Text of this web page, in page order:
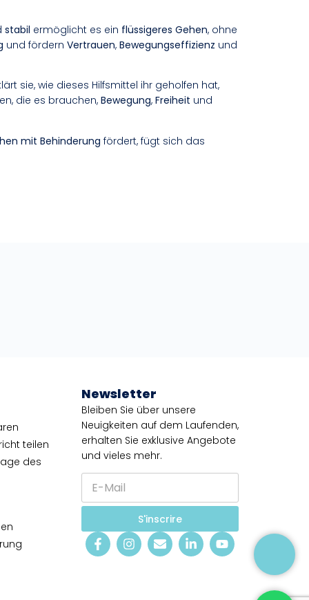
stabil ermöglicht es ein flüssigeres Gehen, ohne
und fördern Vertrauen, Bewegungseffizienz und
sie, wie dieses Hilfsmittel ihr geholfen hat,
die es brauchen, Bewegung, Freiheit und
mit Behinderung fördert, fügt sich das
teilen
des
Newsletter
Bleiben Sie über unsere
Neuigkeiten auf dem Laufenden,
erhalten Sie exklusive Angebote
und vieles mehr.
*
-
E
M
S'inscrire